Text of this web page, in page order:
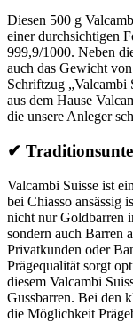
Diesen 500 g
einer durchsichtigen
999,9/1000. Neben
auch das Gewicht
Schriftzug „Valcambi
aus dem Hause
die unsere Anleger
✔
Valcambi Suisse ist
bei Chiasso ansässig
nicht nur Goldbarren
sondern auch Barren
Privatkunden oder
Prägequalität sorgt
diesem Valcambi
Gussbarren. Bei den
die Möglichkeit